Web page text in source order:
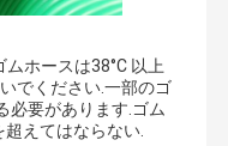
ムホースは38°C 以上
でください.一部のゴ
必要があります.ゴム
えてはならない.